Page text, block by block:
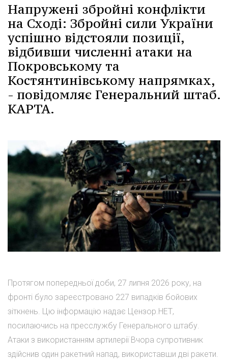
Напружені збройні конфлікти
на Сході: Збройні сили України
успішно відстояли позиції,
відбивши численні атаки на
Покровському та
Костянтинівському напрямках,
- повідомляє Генеральний штаб.
КАРТА.
Протягом попередньої доби, 27 липня 2026 року, на
фронті було зареєстровано 227 випадків бойових
зіткнень. Цю інформацію надає Цензор.НЕТ,
посилаючись на пресслужбу Генерального штабу.
Атаки з використанням артилерії Вчора супротивник
здійснив один ракетний напад, використавши дві ракети.